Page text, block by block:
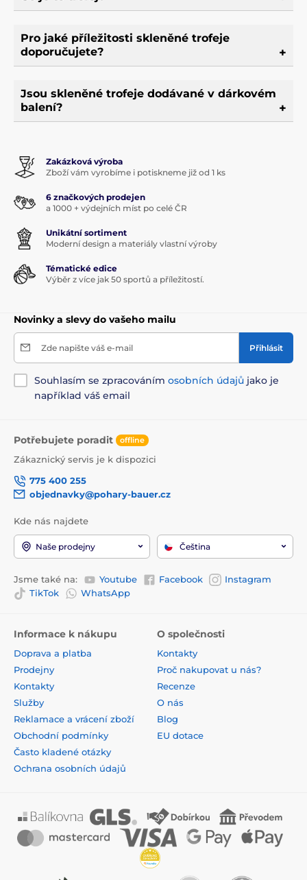
Pro jaké příležitosti skleněné trofeje
doporučujete?
Jsou skleněné trofeje dodávané v dárkovém
balení?
Zakázková výroba
Zboží vám vyrobíme i potiskneme již od 1 ks
6 značkových prodejen
a 1000 + výdejních míst po celé ČR
Unikátní sortiment
Moderní design a materiály vlastní výroby
Tématické edice
Výběr z více jak 50 sportů a příležitostí.
Novinky a slevy do vašeho mailu
Zde napište váš e-mail Přihlásit
Souhlasím se zpracováním osobních údajů jako je
například váš email
Potřebujete poradit offline
Zákaznický servis je k dispozici
775 400 255
objednavky@pohary-bauer.cz
Kde nás najdete
Naše prodejny Čeština
Jsme také na: Youtube Facebook
Instagram
TikTok
WhatsApp
Informace k nákupu
Doprava a platba
Prodejny
Kontakty
Služby
Reklamace a vrácení zboží
Obchodní podmínky
Často kladené otázky
Ochrana osobních údajů
O společnosti
Kontakty
Proč nakupovat u nás?
Recenze
O nás
Blog
EU dotace